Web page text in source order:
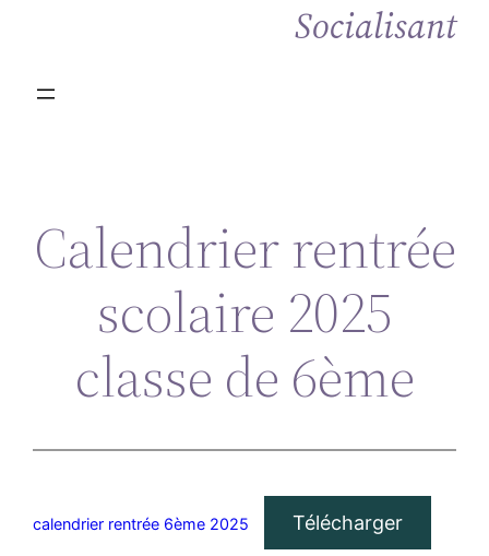
Socialisant
Calendrier rentrée
scolaire 2025
classe de 6ème
calendrier rentrée 6ème 2025 Télécharger